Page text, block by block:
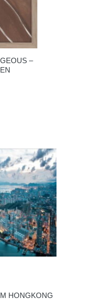
–
HONGKONG